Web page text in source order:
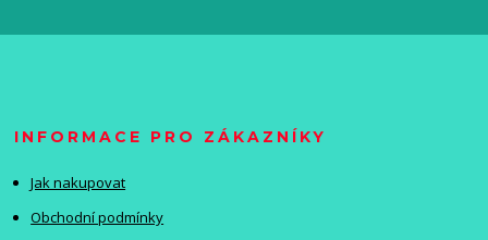
INFORMACE PRO ZÁKAZNÍKY
Jak nakupovat
Obchodní podmínky